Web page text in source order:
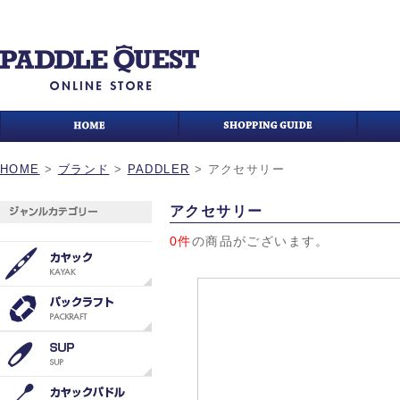
HOME > ブランド > PADDLER > アクセサリー
アクセサリー
0件の商品がございます。